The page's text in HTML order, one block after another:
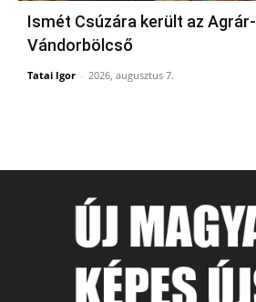
Ismét Csúzára került az Agrár-
Vándorbölcső
Tatai Igor - 2026, augusztus 7.